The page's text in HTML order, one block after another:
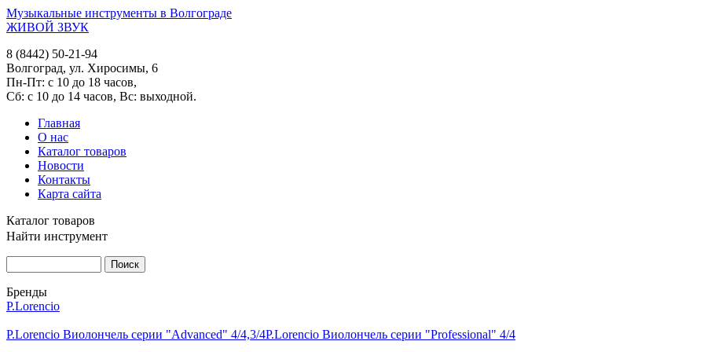
Музыкальные инструменты в Волгограде
ЖИВОЙ ЗВУК
8 (8442) 50-21-94
Волгоград, ул. Хиросимы, 6
Пн-Пт: с 10 до 18 часов,
Сб: с 10 до 14 часов, Вс: выходной.
Главная
О нас
Каталог товаров
Новости
Контакты
Карта сайта
Каталог товаров
Найти инструмент
Бренды
P.Lorencio
P.Lorencio Виолончель серии "Advanced" 4/4,3/4P.Lorencio Виолончель серии "Professional" 4/4